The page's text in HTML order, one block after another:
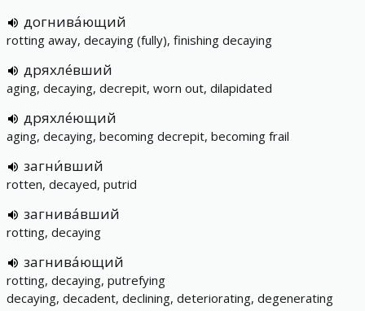
догнива́ющий
rotting away, decaying (fully), finishing decaying
дряхле́вший
aging, decaying, decrepit, worn out, dilapidated
дряхле́ющий
aging, decaying, becoming decrepit, becoming frail
загни́вший
rotten, decayed, putrid
загнива́вший
rotting, decaying
загнива́ющий
rotting, decaying, putrefying
decaying, decadent, declining, deteriorating, degenerating